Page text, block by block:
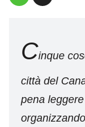
Cinque
città del
pena